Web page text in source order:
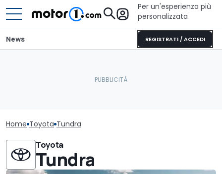
Per un'esperienza più
personalizzata
REGISTRATI / ACCEDI
News
Home Toyota Tundra
Toyota
Tundra